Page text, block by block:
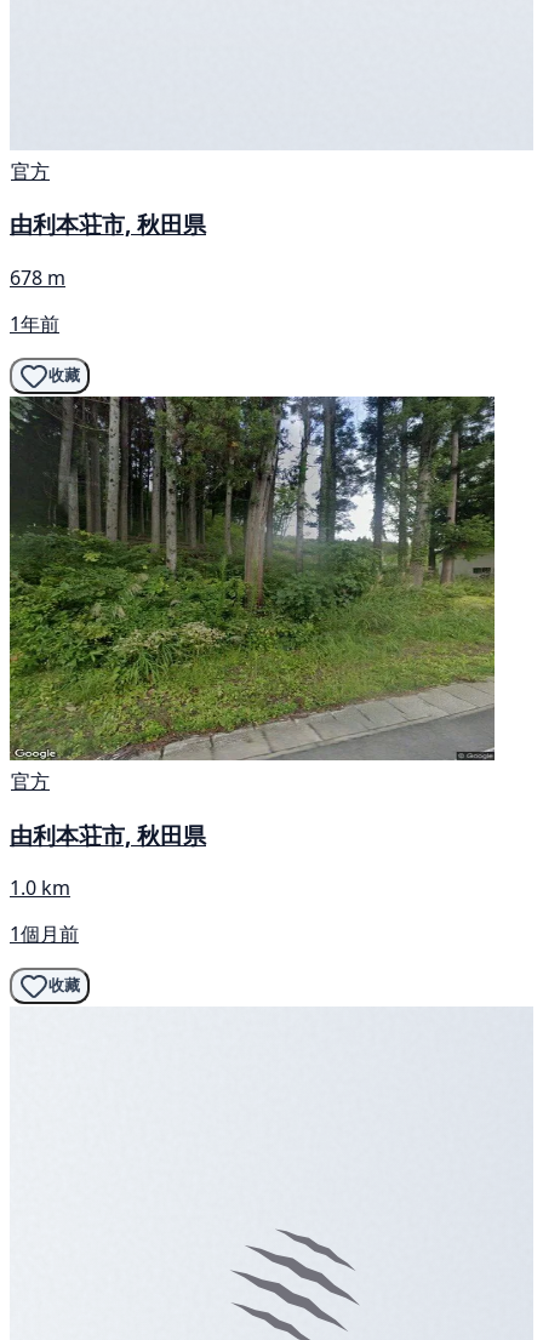
官方
由利本荘市, 秋田県
678 m
1年前
收藏
官方
由利本荘市, 秋田県
1.0 km
1個月前
收藏